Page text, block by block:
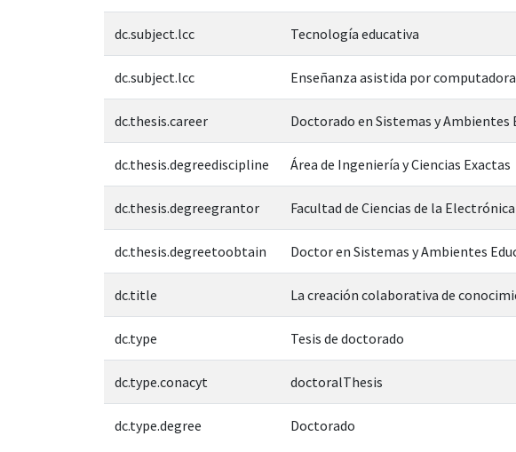
dc.subject.lcc Tecnología educativa
dc.subject.lcc Enseñanza asistida por
dc.thesis.career Doctorado en Sistemas y Ambientes
dc.thesis.degreediscipline Área de Ingeniería y Ciencias Exactas
dc.thesis.degreegrantor Facultad de Ciencias de la Electrónica
dc.thesis.degreetoobtain Doctor en Sistemas y Ambientes
dc.title La creación colaborativa de
dc.type Tesis de doctorado
dc.type.conacyt doctoralThesis
dc.type.degree Doctorado